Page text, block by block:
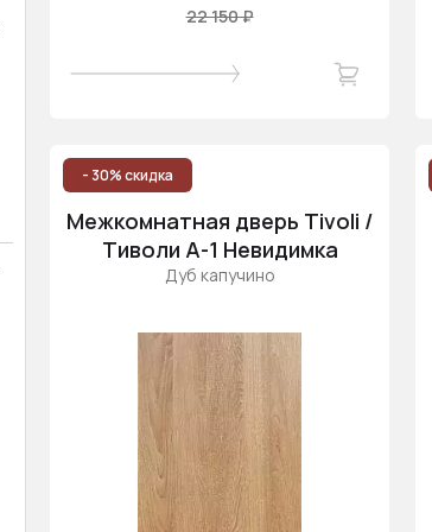
22 150 ₽
- 30% скидка
Межкомнатная дверь Tivoli /
Тиволи А-1 Невидимка
Дуб капучино